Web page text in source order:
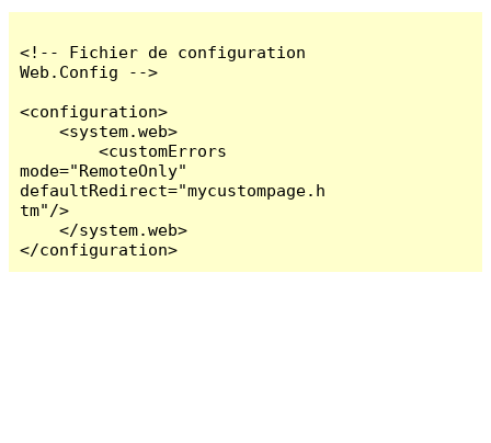
<!-- Fichier de configuration
Web.Config -->
<configuration>
    <system.web>
        <customErrors
mode="RemoteOnly"
defaultRedirect="mycustompage.h
tm"/>
    </system.web>
</configuration>